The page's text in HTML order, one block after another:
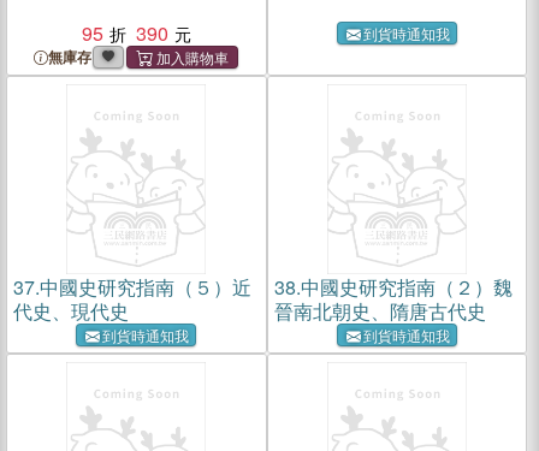
95
390
無庫存
到貨時通知我
37.中國史研究指南（５）近
代史、現代史
到貨時通知我
38.中國史研究指南（２）魏
晉南北朝史、隋唐古代史
到貨時通知我